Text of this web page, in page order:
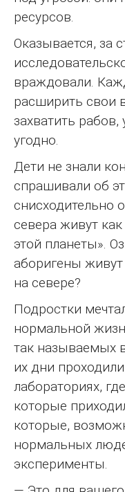
ресурсов.
Оказывается, за
враждовали.
расширить свои
захватить рабов,
угодно.
Дети не знали
спрашивали об
снисходительно
севера живут
этой планеты».
аборигены живут
на севере?
Подростки
нормальной
так называемых
их дни
лабораториях,
которые
которые,
нормальных
эксперименты.